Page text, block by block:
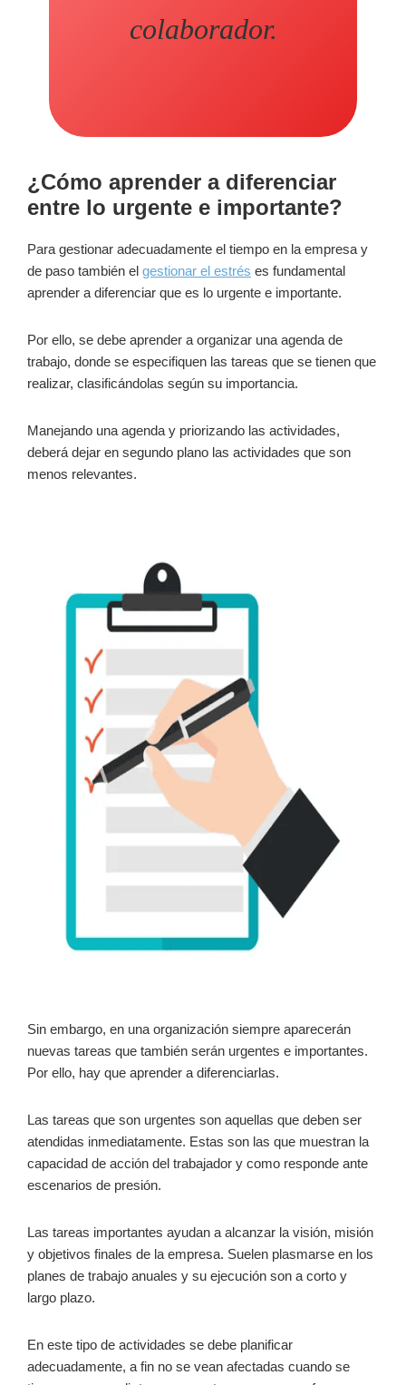
colaborador.
¿Cómo aprender a diferenciar
entre lo urgente e importante?
Para gestionar adecuadamente el tiempo en la empresa y
de paso también el gestionar el estrés es fundamental
aprender a diferenciar que es lo urgente e importante.
Por ello, se debe aprender a organizar una agenda de
trabajo, donde se especifiquen las tareas que se tienen que
realizar, clasificándolas según su importancia.
Manejando una agenda y priorizando las actividades,
deberá dejar en segundo plano las actividades que son
menos relevantes.
Sin embargo, en una organización siempre aparecerán
nuevas tareas que también serán urgentes e importantes.
Por ello, hay que aprender a diferenciarlas.
Las tareas que son urgentes son aquellas que deben ser
atendidas inmediatamente. Estas son las que muestran la
capacidad de acción del trabajador y como responde ante
escenarios de presión.
Las tareas importantes ayudan a alcanzar la visión, misión
y objetivos finales de la empresa. Suelen plasmarse en los
planes de trabajo anuales y su ejecución son a corto y
largo plazo.
En este tipo de actividades se debe planificar
adecuadamente, a fin no se vean afectadas cuando se